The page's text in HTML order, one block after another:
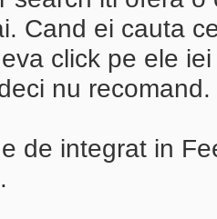
Cand ei cauta
click pe ele
nu recomand.
de integrat in